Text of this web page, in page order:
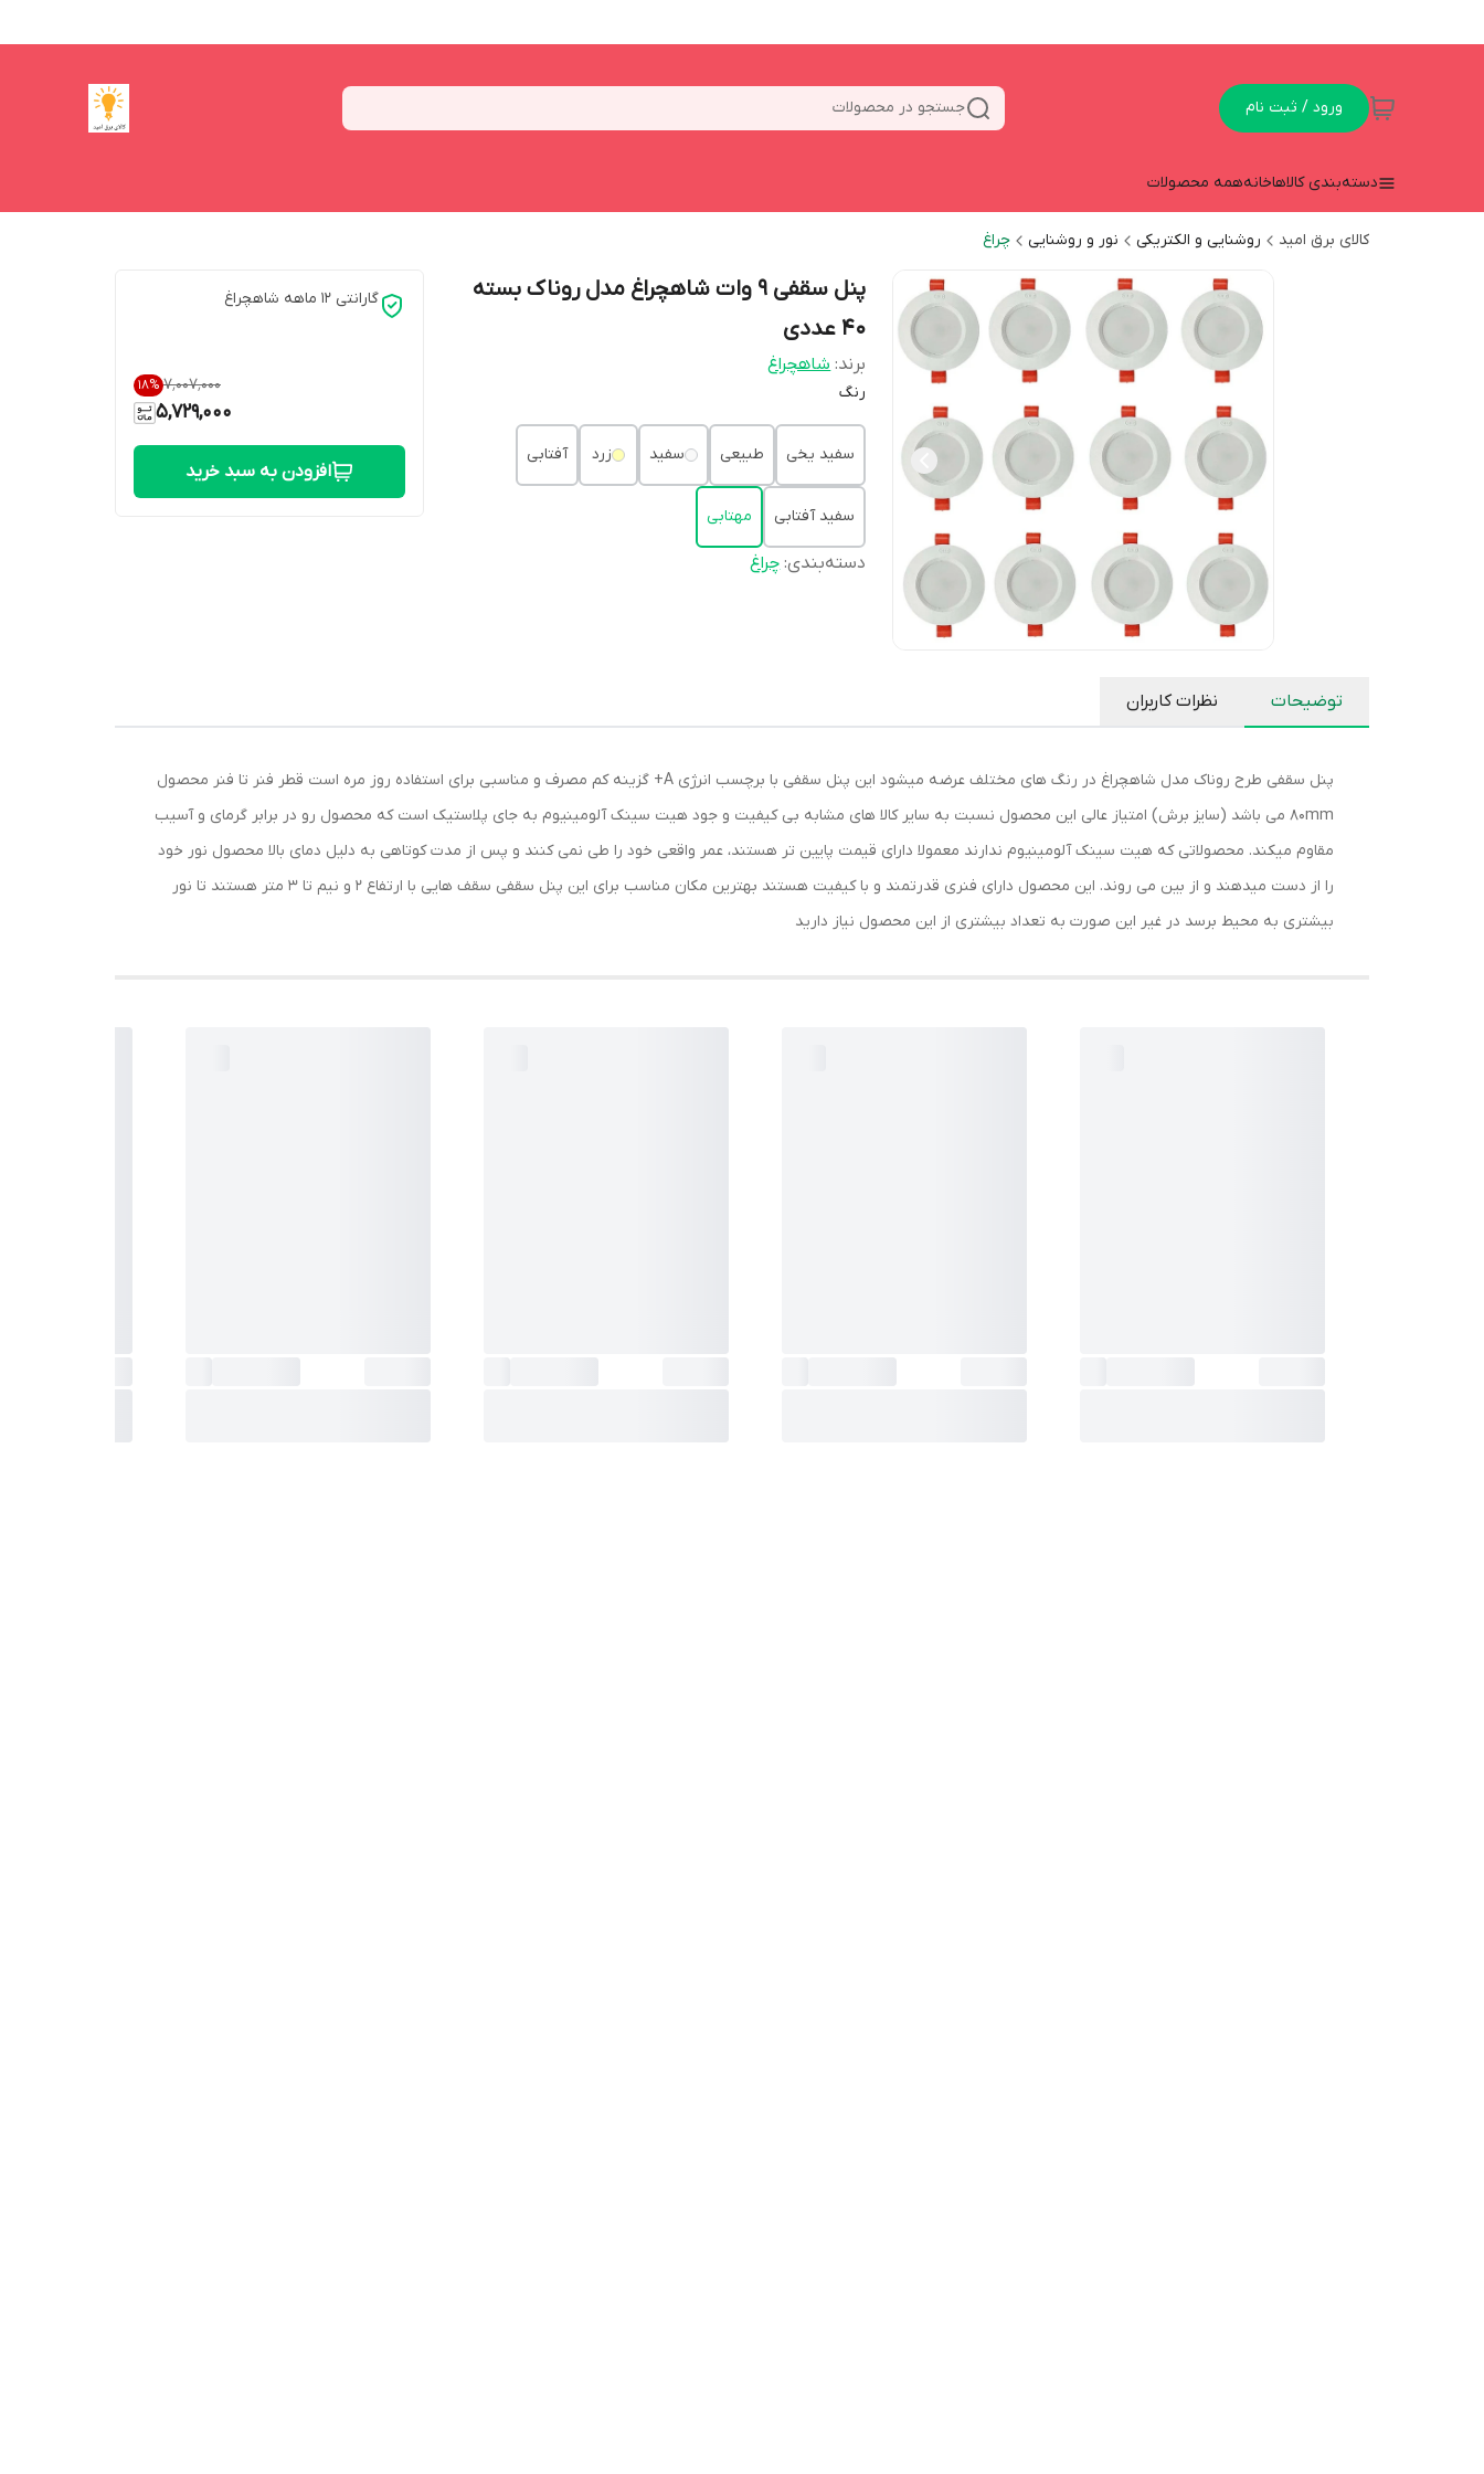
ورود / ثبت نام جستجو در محصولات
دسته‌بندی کالاهاخانههمه محصولات
کالای برق امید روشنایی و الکتریکی نور و روشنایی چراغ
پنل سقفی 9 وات شاهچراغ مدل روناک بسته
40 عددی
برند: شاهچراغ
رنگ
سفید یخی طبیعی سفید زرد آفتابی
سفید آفتابی مهتابی
دسته‌بندی:چراغ
گارانتی 12 ماهه شاهچراغ
۷٬۰۰۷٬۰۰۰ 18%
5,729,000
افزودن به سبد خرید
توضیحات نظرات کاربران
پنل سقفی طرح روناک مدل شاهچراغ در رنگ های مختلف عرضه میشود این پنل سقفی با برچسب انرژی A+ گزینه کم مصرف و مناسبی برای استفاده روز مره است قطر فنر تا فنر محصول
80mm می باشد (سایز برش) امتیاز عالی این محصول نسبت به سایر کالا های مشابه بی کیفیت و جود هیت سینک آلومینیوم به جای پلاستیک است که محصول رو در برابر گرمای و آسیب
مقاوم میکند. محصولاتی که هیت سینک آلومینیوم ندارند معمولا دارای قیمت پایین تر هستند، عمر واقعی خود را طی نمی کنند و پس از مدت کوتاهی به دلیل دمای بالا محصول نور خود
را از دست میدهند و از بین می روند. این محصول دارای فنری قدرتمند و با کیفیت هستند بهترین مکان مناسب برای این پنل سقفی سقف هایی با ارتفاع 2 و نیم تا 3 متر هستند تا نور
بیشتری به محیط برسد در غیر این صورت به تعداد بیشتری از این محصول نیاز دارید